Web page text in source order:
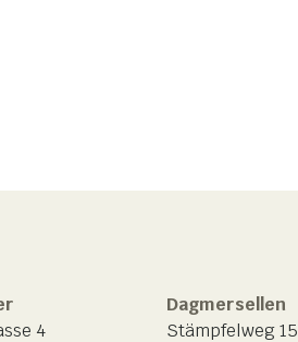
4
Dagmersellen
Stämpfelweg 15